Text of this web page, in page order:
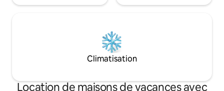
Climatisation
Location de maisons de vacances avec